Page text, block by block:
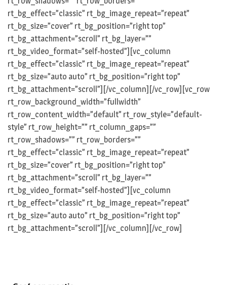
rt_bg_effect=”classic” rt_bg_image_repeat=”repeat”
rt_bg_size=”cover” rt_bg_position=”right top”
rt_bg_attachment=”scroll” rt_bg_layer=””
rt_bg_video_format=”self-hosted”][vc_column
rt_bg_effect=”classic” rt_bg_image_repeat=”repeat”
rt_bg_size=”auto auto” rt_bg_position=”right top”
rt_bg_attachment=”scroll”][/vc_column][/vc_row][vc_row
rt_row_background_width=”fullwidth”
rt_row_content_width=”default” rt_row_style=”default-
style” rt_row_height=”” rt_column_gaps=””
rt_row_shadows=”” rt_row_borders=””
rt_bg_effect=”classic” rt_bg_image_repeat=”repeat”
rt_bg_size=”cover” rt_bg_position=”right top”
rt_bg_attachment=”scroll” rt_bg_layer=””
rt_bg_video_format=”self-hosted”][vc_column
rt_bg_effect=”classic” rt_bg_image_repeat=”repeat”
rt_bg_size=”auto auto” rt_bg_position=”right top”
rt_bg_attachment=”scroll”][/vc_column][/vc_row]